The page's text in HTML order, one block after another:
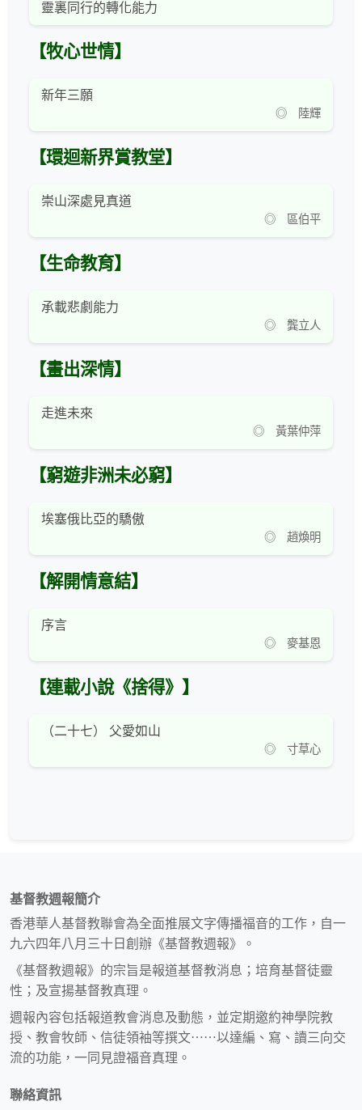
靈裏同行的轉化能力
【牧心世情】
新年三願
◎ 陸輝
【環迴新界賞教堂】
崇山深處見真道
◎ 區伯平
【生命教育】
承載悲劇能力
◎ 龔立人
【畫出深情】
走進未來
◎ 黃葉仲萍
【窮遊非洲未必窮】
埃塞俄比亞的驕傲
◎ 趙煥明
【解開情意結】
序言
◎ 麥基恩
【連載小說《捨得》】
（二十七） 父愛如山
◎ 寸草心
基督教週報簡介
香港華人基督教聯會為全面推展文字傳播福音的工作，自一
九六四年八月三十日創辦《基督教週報》。
《基督教週報》的宗旨是報道基督教消息；培育基督徒靈
性；及宣揚基督教真理。
週報內容包括報道教會消息及動態，並定期邀約神學院教
授、教會牧師、信徒領袖等撰文⋯⋯以達編、寫、讀三向交
流的功能，一同見證福音真理。
聯絡資訊